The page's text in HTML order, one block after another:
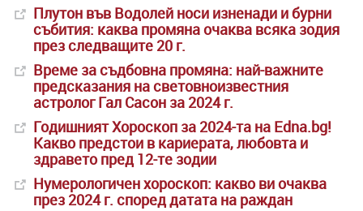
Плутон във Водолей носи изненади и бурни
събития: каква промяна очаква всяка зодия
през следващите 20 г.
Време за съдбовна промяна: най-важните
предсказания на световноизвестния
астролог Гал Сасон за 2024 г.
Годишният Хороскоп за 2024-та на Edna.bg!
Какво предстои в кариерата, любовта и
здравето пред 12-те зодии
Нумерологичен хороскоп: какво ви очаква
през 2024 г. според датата на раждан